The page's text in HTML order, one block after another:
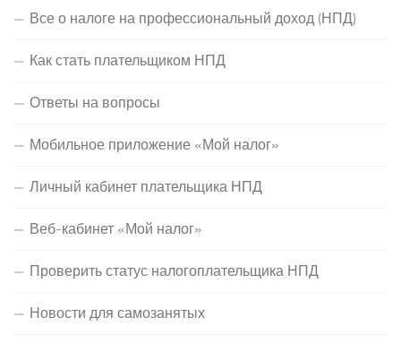
Все о налоге на профессиональный доход (НПД)
Как стать плательщиком НПД
Ответы на вопросы
Мобильное приложение «Мой налог»
Личный кабинет плательщика НПД
Веб-кабинет «Мой налог»
Проверить статус налогоплательщика НПД
Новости для самозанятых